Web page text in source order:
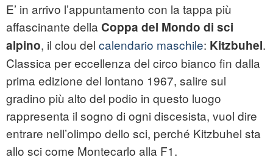
E’ in arrivo l’appuntamento con la tappa più
affascinante della Coppa del Mondo di sci
alpino, il clou del calendario maschile: Kitzbuhel.
Classica per eccellenza del circo bianco fin dalla
prima edizione del lontano 1967, salire sul
gradino più alto del podio in questo luogo
rappresenta il sogno di ogni discesista, vuol dire
entrare nell’olimpo dello sci, perché Kitzbuhel sta
allo sci come Montecarlo alla F1.